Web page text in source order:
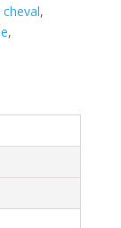
cheval,
,